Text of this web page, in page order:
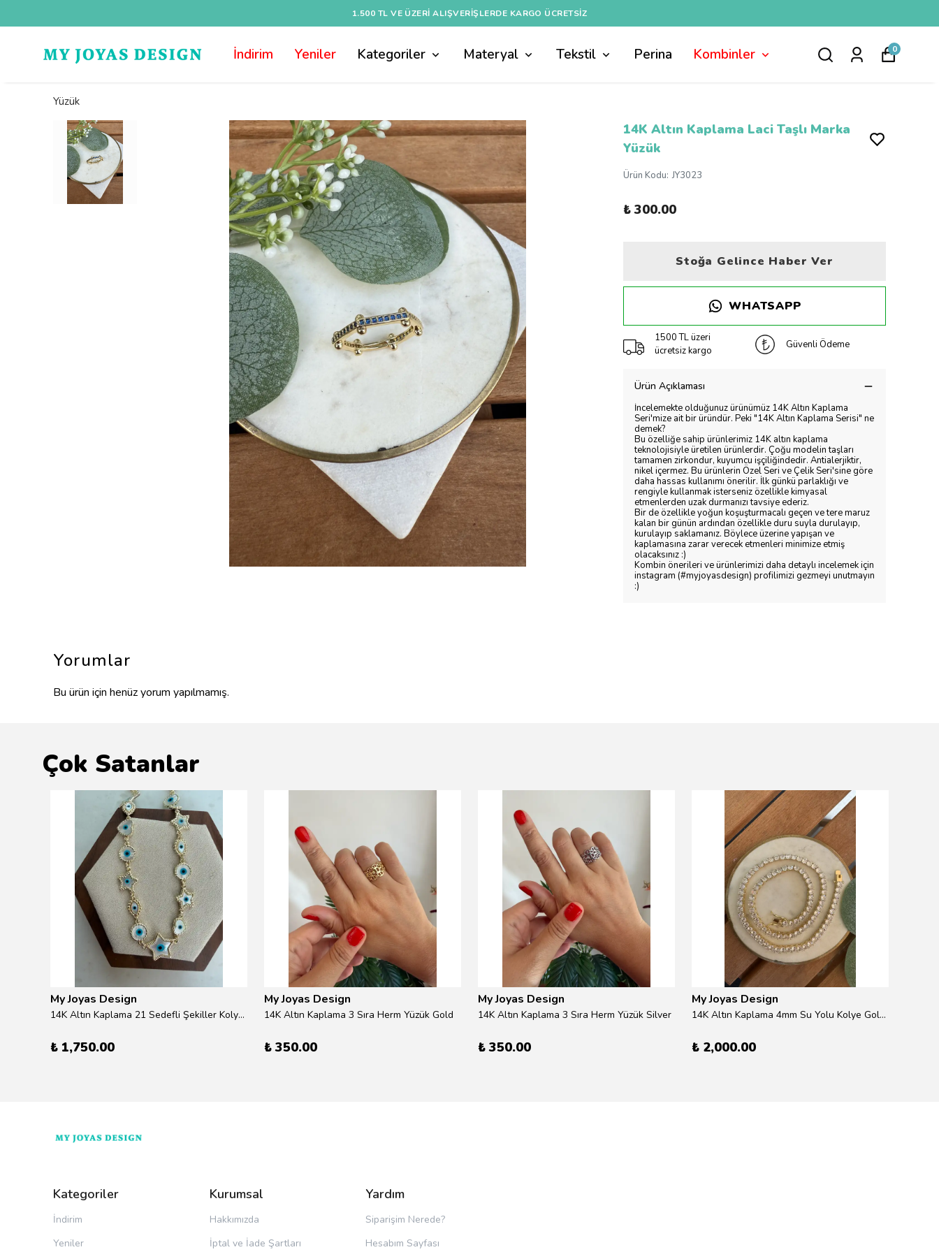
1.500 TL VE ÜZERI ALIŞVERIŞLERDE KARGO ÜCRETSİZ
İndirim Yeniler Kategoriler Materyal Tekstil Perina Kombinler 0
Yüzük
14K Altın Kaplama Laci Taşlı Marka
Yüzük
Ürün Kodu: JY3023
₺ 300.00
Stoğa Gelince Haber Ver
WHATSAPP
1500 TL üzeri
ücretsiz kargo
Güvenli Ödeme
Ürün Açıklaması
İncelemekte olduğunuz ürünümüz 14K Altın Kaplama
Seri'mize ait bir üründür. Peki "14K Altın Kaplama Serisi" ne
demek?
Bu özelliğe sahip ürünlerimiz 14K altın kaplama
teknolojisiyle üretilen ürünlerdir. Çoğu modelin taşları
tamamen zirkondur, kuyumcu işçiliğindedir. Antialerjiktir,
nikel içermez. Bu ürünlerin Özel Seri ve Çelik Seri'sine göre
daha hassas kullanımı önerilir. İlk günkü parlaklığı ve
rengiyle kullanmak isterseniz özellikle kimyasal
etmenlerden uzak durmanızı tavsiye ederiz.
Bir de özellikle yoğun koşuşturmacalı geçen ve tere maruz
kalan bir günün ardından özellikle duru suyla durulayıp,
kurulayıp saklamanız. Böylece üzerine yapışan ve
kaplamasına zarar verecek etmenleri minimize etmiş
olacaksınız :)
Kombin önerileri ve ürünlerimizi daha detaylı incelemek için
instagram (#myjoyasdesign) profilimizi gezmeyi unutmayın
:)
Yorumlar
Bu ürün için henüz yorum yapılmamış.
Çok Satanlar
My Joyas Design
14K Altın Kaplama 21 Sedefli Şekiller Kolye 46cm
₺ 1,750.00
My Joyas Design
14K Altın Kaplama 3 Sıra Herm Yüzük Gold
₺ 350.00
My Joyas Design
14K Altın Kaplama 3 Sıra Herm Yüzük Silver
₺ 350.00
My Joyas Design
14K Altın Kaplama 4mm Su Yolu Kolye Gold 41cm
₺ 2,000.00
Kategoriler
İndirim
Yeniler
Kurumsal
Hakkımızda
İptal ve İade Şartları
Yardım
Siparişim Nerede?
Hesabım Sayfası